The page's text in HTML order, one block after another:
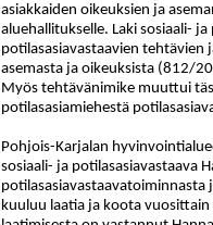
asiakkaiden oikeuksien ja
aluehallitukselle. Laki sosiaali-
potilasasiavastaavien tehtävien
asemasta ja oikeuksista (812/
Myös tehtävänimike muuttui
potilasasiamiehestä
Pohjois-Karjalan
sosiaali- ja potilasasiavastaava
potilasasiavastaavatoiminnasta
kuuluu laatia ja koota vuosittain